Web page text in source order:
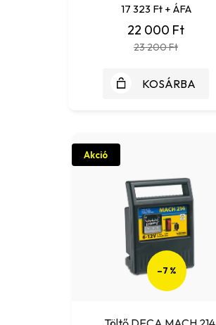
17 323 Ft + ÁFA
22 000 Ft
23 200 Ft
KOSÁRBA
Akció
–7 %